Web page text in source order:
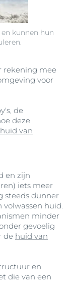
kunnen hun
rekening mee
voor
de
deze
van
en zijn
iets meer
steeds dunner
huid.
minder
gevoelig
de huid van
en
die van een